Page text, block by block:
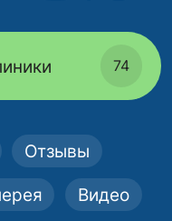
74
Отзывы
Видео